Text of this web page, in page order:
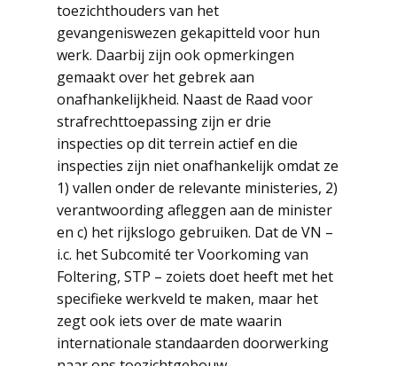
toezichthouders van het
gevangeniswezen gekapitteld voor hun
werk. Daarbij zijn ook opmerkingen
gemaakt over het gebrek aan
onafhankelijkheid. Naast de Raad voor
strafrechttoepassing zijn er drie
inspecties op dit terrein actief en die
inspecties zijn niet onafhankelijk omdat ze
1) vallen onder de relevante ministeries, 2)
verantwoording afleggen aan de minister
en c) het rijkslogo gebruiken. Dat de VN –
i.c. het Subcomité ter Voorkoming van
Foltering, STP – zoiets doet heeft met het
specifieke werkveld te maken, maar het
zegt ook iets over de mate waarin
internationale standaarden doorwerking